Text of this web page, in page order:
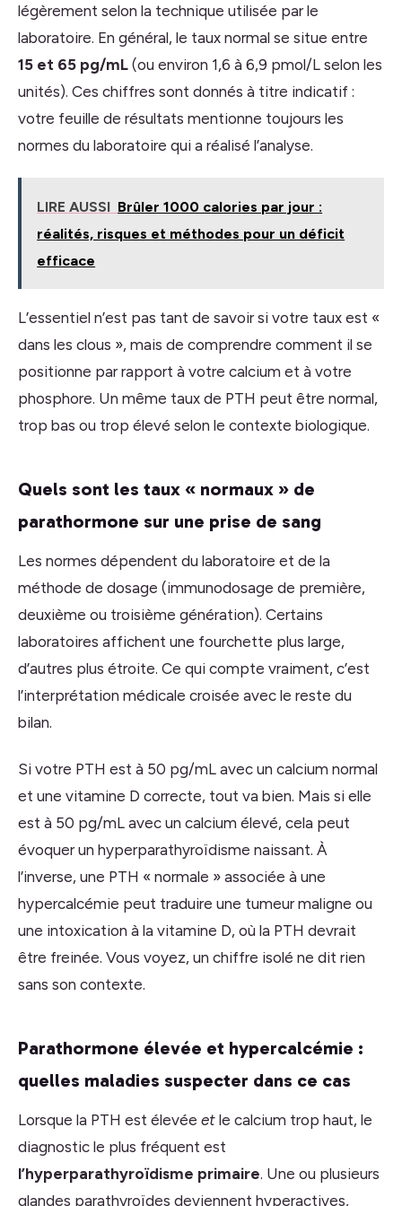
légèrement selon la technique utilisée par le
laboratoire. En général, le taux normal se situe entre
15 et 65 pg/mL (ou environ 1,6 à 6,9 pmol/L selon les
unités). Ces chiffres sont donnés à titre indicatif :
votre feuille de résultats mentionne toujours les
normes du laboratoire qui a réalisé l’analyse.
LIRE AUSSI Brûler 1000 calories par jour :
réalités, risques et méthodes pour un déficit
efficace
L’essentiel n’est pas tant de savoir si votre taux est «
dans les clous », mais de comprendre comment il se
positionne par rapport à votre calcium et à votre
phosphore. Un même taux de PTH peut être normal,
trop bas ou trop élevé selon le contexte biologique.
Quels sont les taux « normaux » de
parathormone sur une prise de sang
Les normes dépendent du laboratoire et de la
méthode de dosage (immunodosage de première,
deuxième ou troisième génération). Certains
laboratoires affichent une fourchette plus large,
d’autres plus étroite. Ce qui compte vraiment, c’est
l’interprétation médicale croisée avec le reste du
bilan.
Si votre PTH est à 50 pg/mL avec un calcium normal
et une vitamine D correcte, tout va bien. Mais si elle
est à 50 pg/mL avec un calcium élevé, cela peut
évoquer un hyperparathyroïdisme naissant. À
l’inverse, une PTH « normale » associée à une
hypercalcémie peut traduire une tumeur maligne ou
une intoxication à la vitamine D, où la PTH devrait
être freinée. Vous voyez, un chiffre isolé ne dit rien
sans son contexte.
Parathormone élevée et hypercalcémie :
quelles maladies suspecter dans ce cas
Lorsque la PTH est élevée et le calcium trop haut, le
diagnostic le plus fréquent est
l’hyperparathyroïdisme primaire. Une ou plusieurs
glandes parathyroïdes deviennent hyperactives,